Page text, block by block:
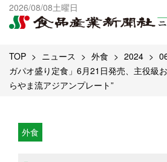
2026/08/08土曜日
出版物一覧へ
試読・購読申し込み
TOP ニュース 外食 2024
ガパオ盛り定食」6月21日発売、主役級
らやま流アジアンプレート”
外食